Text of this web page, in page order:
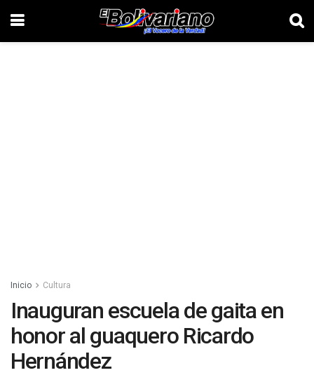
Inicio Cultura
Inauguran escuela de gaita en
honor al guaquero Ricardo
Hernández